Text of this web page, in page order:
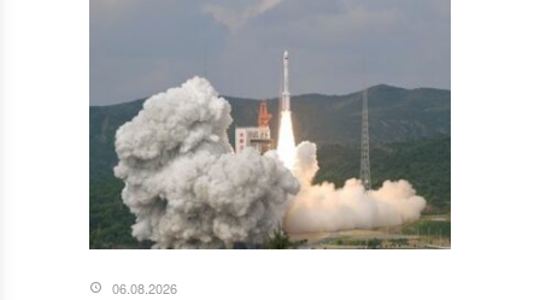
06.08.2026